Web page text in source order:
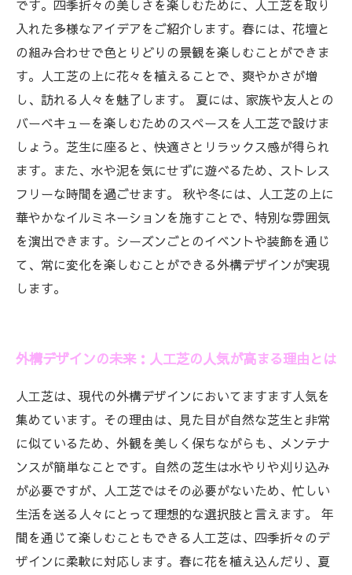
です。四季折々の美しさを楽しむために、人工芝を取り
入れた多様なアイデアをご紹介します。春には、花壇と
の組み合わせで色とりどりの景観を楽しむことができま
す。人工芝の上に花々を植えることで、爽やかさが増
し、訪れる人々を魅了します。 夏には、家族や友人との
バーベキューを楽しむためのスペースを人工芝で設けま
しょう。芝生に座ると、快適さとリラックス感が得られ
ます。また、水や泥を気にせずに遊べるため、ストレス
フリーな時間を過ごせます。 秋や冬には、人工芝の上に
華やかなイルミネーションを施すことで、特別な雰囲気
を演出できます。シーズンごとのイベントや装飾を通じ
て、常に変化を楽しむことができる外構デザインが実現
します。
外構デザインの未来：人工芝の人気が高まる理由とは
人工芝は、現代の外構デザインにおいてますます人気を
集めています。その理由は、見た目が自然な芝生と非常
に似ているため、外観を美しく保ちながらも、メンテナ
ンスが簡単なことです。自然の芝生は水やりや刈り込み
が必要ですが、人工芝ではその必要がないため、忙しい
生活を送る人々にとって理想的な選択肢と言えます。 年
間を通じて楽しむこともできる人工芝は、四季折々のデ
ザインに柔軟に対応します。春に花を植え込んだり、夏